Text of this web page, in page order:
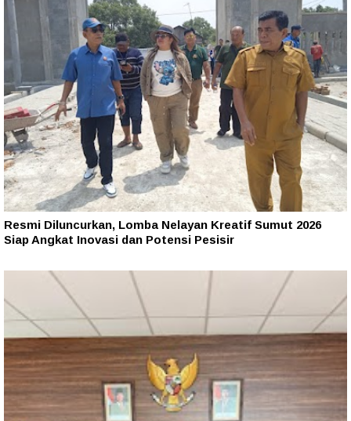
Resmi Diluncurkan, Lomba Nelayan Kreatif Sumut 2026
Siap Angkat Inovasi dan Potensi Pesisir